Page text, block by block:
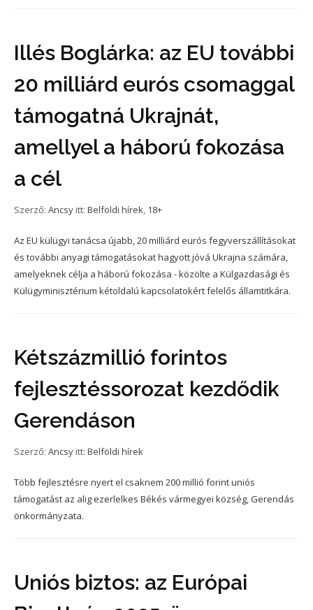
Illés Boglárka: az EU további
20 milliárd eurós csomaggal
támogatná Ukrajnát,
amellyel a háború fokozása
a cél
Szerző: Ancsy itt: Belföldi hírek, 18+
Az EU külügyi tanácsa újabb, 20 milliárd eurós fegyverszállításokat
és további anyagi támogatásokat hagyott jóvá Ukrajna számára,
amelyeknek célja a háború fokozása - közölte a Külgazdasági és
Külügyminisztérium kétoldalú kapcsolatokért felelős államtitkára.
Kétszázmillió forintos
fejlesztéssorozat kezdődik
Gerendáson
Szerző: Ancsy itt: Belföldi hírek
Több fejlesztésre nyert el csaknem 200 millió forint uniós
támogatást az alig ezerlelkes Békés vármegyei község, Gerendás
önkormányzata.
Uniós biztos: az Európai